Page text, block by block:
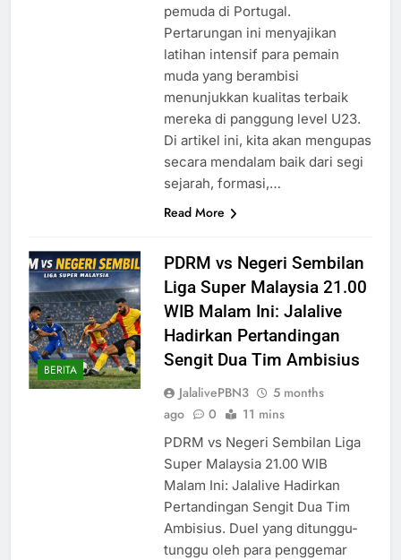
pemuda di Portugal.
Pertarungan ini menyajikan
latihan intensif para pemain
muda yang berambisi
menunjukkan kualitas terbaik
mereka di panggung level U23.
Di artikel ini, kita akan mengupas
secara mendalam baik dari segi
sejarah, formasi,…
Read More
BERITA
PDRM vs Negeri Sembilan
Liga Super Malaysia 21.00
WIB Malam Ini: Jalalive
Hadirkan Pertandingan
Sengit Dua Tim Ambisius
JalalivePBN3
5 months
ago
0 11 mins
PDRM vs Negeri Sembilan Liga
Super Malaysia 21.00 WIB
Malam Ini: Jalalive Hadirkan
Pertandingan Sengit Dua Tim
Ambisius. Duel yang ditunggu-
tunggu oleh para penggemar